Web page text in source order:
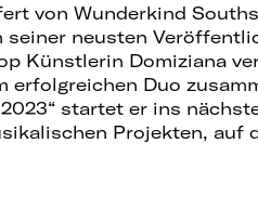
von Wunderkind
seiner neusten
Künstlerin Domiziana
erfolgreichen Duo
startet er ins
Projekten, auf